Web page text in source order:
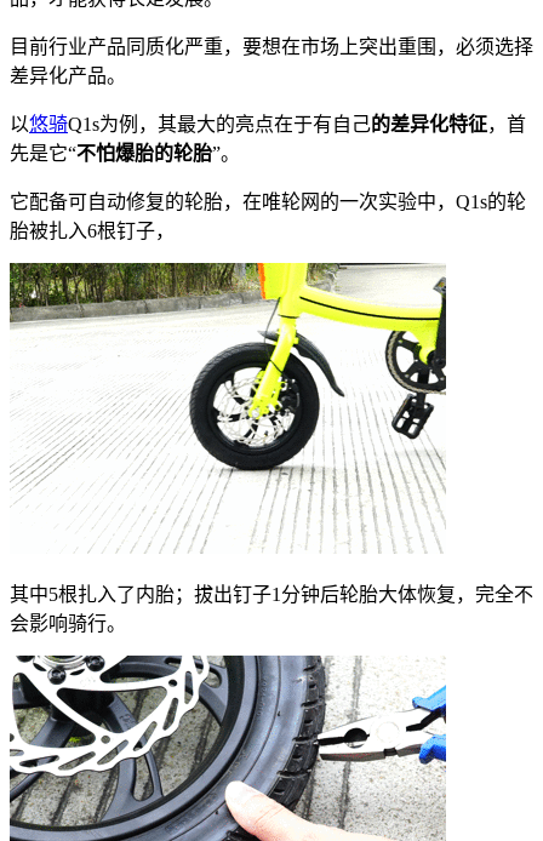
目前行业产品同质化严重，要想在市场上突出重围，必须选择
差异化产品。
以悠骑Q1s为例，其最大的亮点在于有自己的差异化特征，首
先是它“不怕爆胎的轮胎”。
它配备可自动修复的轮胎，在唯轮网的一次实验中，Q1s的轮
胎被扎入6根钉子，
其中5根扎入了内胎；拔出钉子1分钟后轮胎大体恢复，完全不
会影响骑行。